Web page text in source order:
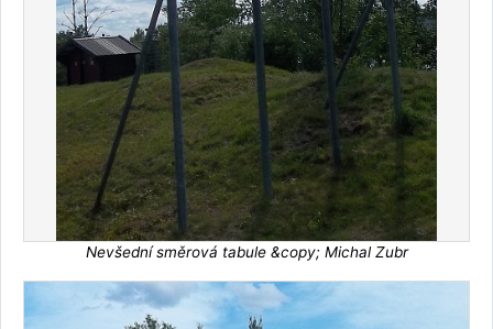
Nevšední směrová tabule &copy; Michal Zubr